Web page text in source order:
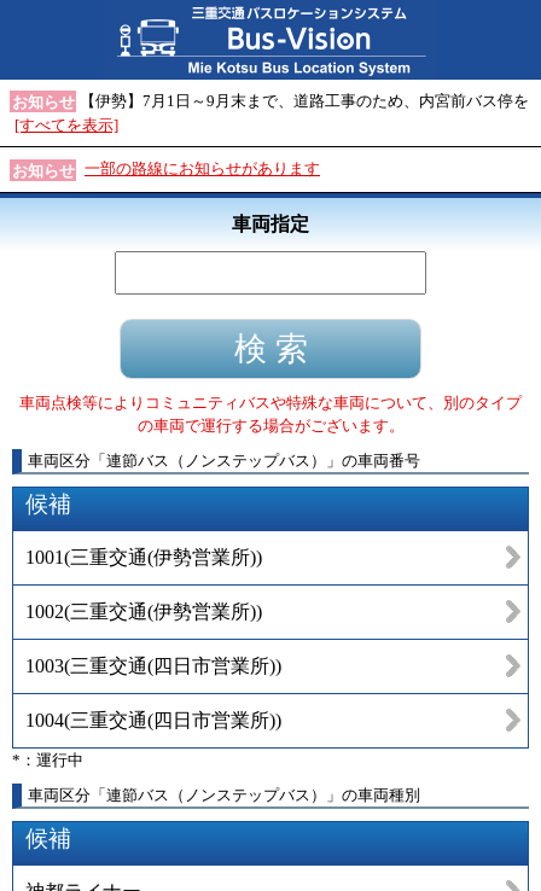
お知らせ
【伊勢】7月1日～9月末まで、道路工事のため、内宮前バス停を
[すべてを表示]
お知らせ 一部の路線にお知らせがあります
車両指定
車両点検等によりコミュニティバスや特殊な車両について、別のタイプ
の車両で運行する場合がございます。
車両区分 「 連節バス（ノンステップバス） 」 の車両番号
候補
1001(三重交通(伊勢営業所))
1002(三重交通(伊勢営業所))
1003(三重交通(四日市営業所))
1004(三重交通(四日市営業所))
*：運行中
車両区分「連節バス（ノンステップバス）」の車両種別
候補